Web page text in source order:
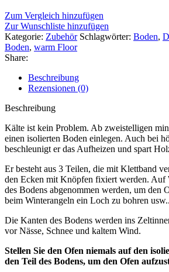
Zum Vergleich hinzufügen
Zur Wunschliste hinzufügen
Kategorie: Zubehör Schlagwörter: Boden,
Boden, warm Floor
Share:
Beschreibung
Rezensionen (0)
Beschreibung
Kälte ist kein Problem. Ab zweistelligen
einen isolierten Boden einlegen. Auch bei
beschleunigt er das Aufheizen und spart
Er besteht aus 3 Teilen, die mit Klettband
den Ecken mit Knöpfen fixiert werden. Auf
des Bodens abgenommen werden, um den
beim Winterangeln ein Loch zu bohren usw..
Die Kanten des Bodens werden ins
vor Nässe, Schnee und kaltem Wind.
Stellen Sie den Ofen niemals auf den
den Teil des Bodens, um den Ofen